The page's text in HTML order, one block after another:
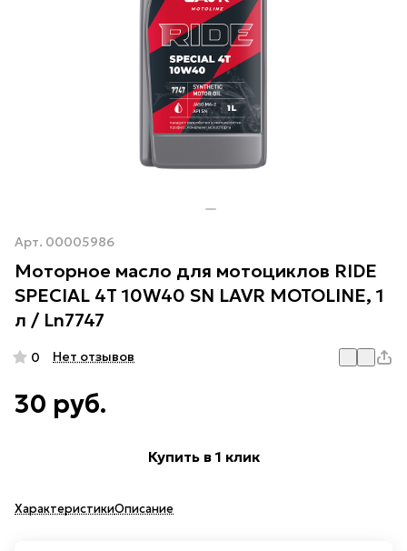
Арт. 00005986
Моторное масло для мотоциклов RIDE
SPECIAL 4Т 10W40 SN LAVR MOTOLINE, 1
л / Ln7747
0 Нет отзывов
30 руб.
Купить в 1 клик
ХарактеристикиОписание